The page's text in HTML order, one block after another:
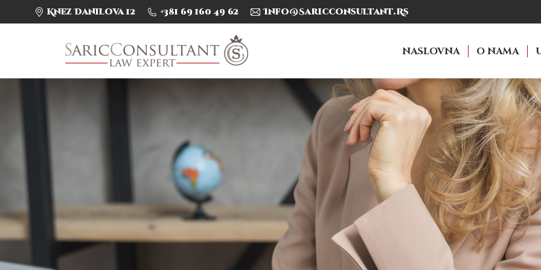
Knez Danilova 12 +381 69 160 49 62 Info@saricconsultant.rs
NASLOVNA O NAMA
NASLOVNA O NAMA